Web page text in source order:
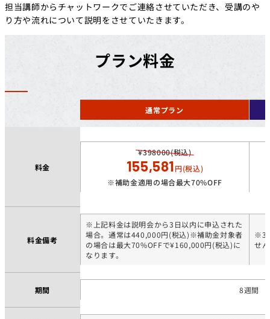
担当講師からチャットワークでご連絡させていただき、受講のや
り方や流れについて説明をさせていたきます。
プラン料金
通常プラン
料金
¥398000(税込)
155,581円(税込)
※補助金適用の場合最大70%OFF
料金備考
※上記料金は説明会から3日以内に申込された
場合。通常は440,000円(税込)※補助金対象者
の場合は最大70%OFFで¥160,000円(税込)に
なります。
※3
せ
期間 8週間